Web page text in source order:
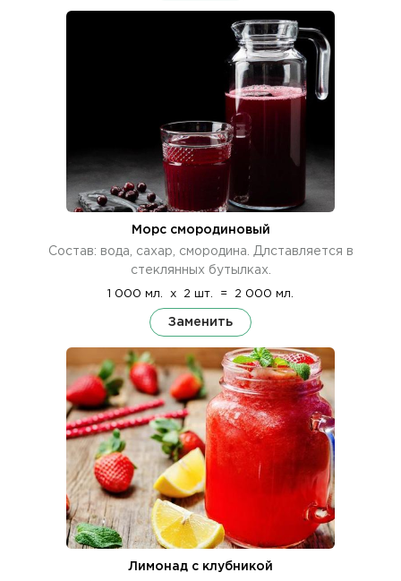
Морс смородиновый
Состав: вода, сахар, смородина. Длставляется в
стеклянных бутылках.
1 000 мл. x 2 шт. = 2 000 мл.
Заменить
Лимонад с клубникой